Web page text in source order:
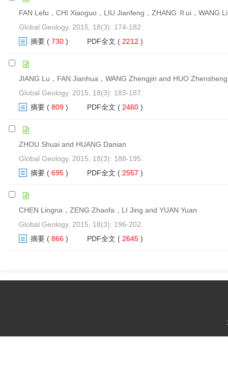
FAN Lefu，CHI Xiaoguo，LIU Jianfeng，ZHANG Ｒui，WANG
Global Geology. 2015, 18(3): 174-182.
摘要 ( 730 ) PDF全文 ( 2212 )
JIANG Lu，FAN Jianhua，WANG Zhengjin and HUO Zhensheng
Global Geology. 2015, 18(3): 183-187.
摘要 ( 809 ) PDF全文 ( 2460 )
ZHOU Shuai and HUANG Danian
Global Geology. 2015, 18(3): 188-195.
摘要 ( 695 ) PDF全文 ( 2557 )
CHEN Lingna，ZENG Zhaofa，LI Jing and YUAN Yuan
Global Geology. 2015, 18(3): 196-202.
摘要 ( 866 ) PDF全文 ( 2645 )